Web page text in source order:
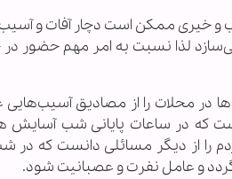
و خیری ممکن است دچار آفات و
لذا نسبت به امر مهم حضور در
محلات را از مصادیق
که در ساعات پایانی شب آسایش
را از دیگر مسائلی دانست که
گردد و عامل نفرت و عصبانیت شود.